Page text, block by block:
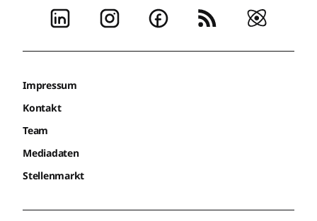
Impressum
Kontakt
Team
Mediadaten
Stellenmarkt